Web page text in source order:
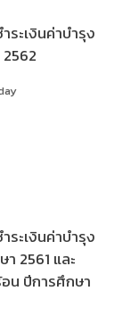
ระเงินค่าบำรุง
ระเงินค่าบำรุง
2561 และ
น ปีการศึกษา